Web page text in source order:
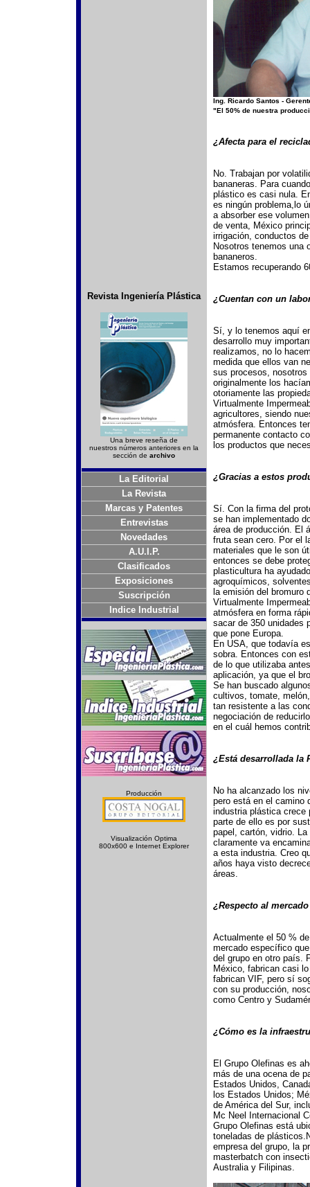
Revista Ingeniería Plástica
Una breve reseña de
nuestros números anteriores en la
sección de archivo
La Editorial
La Revista
Marcas y Patentes
Entrevistas
Novedades
A.U.I.P.
Clasificados
Exposiciones
Suscripción
Indice Industrial
Producción
Visualización Optima
800x600 e Internet Explorer
Ing. Ricardo Santos -
"El 50% de nuestra
¿Afecta para el
No. Trabajan por
bananeras. Para
plástico es casi nula.
es ningún problema,lo
a absorber ese
de venta, México
irrigación, conductos
Nosotros tenemos una
bananeros.
Estamos recuperando
¿Cuentan con un
Sí, y lo tenemos aquí
desarrollo muy
realizamos, no lo
medida que ellos van
sus procesos,
originalmente los
otoriamente las
Virtualmente
agricultores, siendo
atmósfera. Entonces
permanente contacto
los productos que
¿Gracias a estos
Sí. Con la firma del
se han implementado
área de producción. El
fruta sean cero. Por el
materiales que le son
entonces se debe
plasticultura ha
agroquímicos,
la emisión del
Virtualmente
atmósfera en forma
sacar de 350 unidades
que pone Europa.
En USA, que todavía
sobra. Entonces con
de lo que utilizaba
aplicación, ya que el
Se han buscado
cultivos, tomate,
tan resistente a las
negociación de
en el cuál hemos
¿Está desarrollada la
No ha alcanzado los
pero está en el camino
industria plástica crece
parte de ello es por
papel, cartón, vidrio.
claramente va
a esta industria. Creo
años haya visto
áreas.
¿Respecto al
Actualmente el 50 %
mercado específico
del grupo en otro país.
México, fabrican casi
fabrican VIF, pero sí
con su producción,
como Centro y
¿Cómo es la
El Grupo Olefinas es
más de una ocena de
Estados Unidos,
los Estados Unidos;
de América del Sur,
Mc Neel Internacional
Grupo Olefinas está
toneladas de
empresa del grupo, la
masterbatch con
Australia y Filipinas.